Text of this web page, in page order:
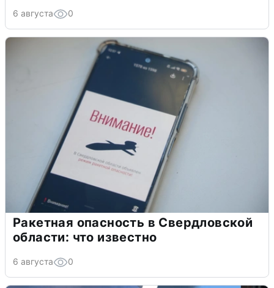
6 августа 0
Ракетная опасность в Свердловской
области: что известно
6 августа 0